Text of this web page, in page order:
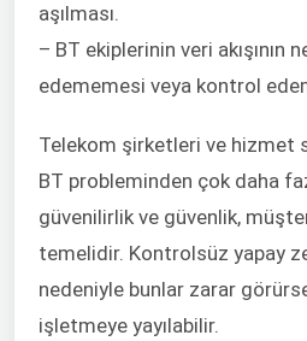
aşılması.
– BT ekiplerinin veri
edememesi veya kontrol
Telekom şirketleri ve hizmet
BT probleminden çok daha
güvenilirlik ve güvenlik,
temelidir. Kontrolsüz yapay
nedeniyle bunlar zarar
işletmeye yayılabilir.